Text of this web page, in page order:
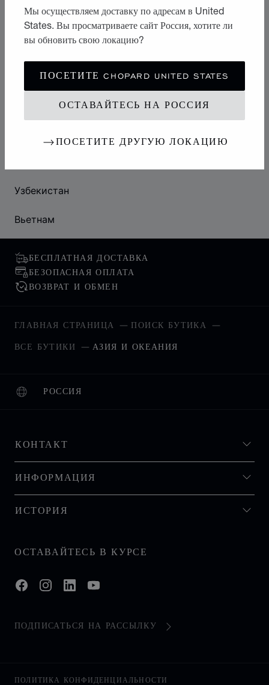
Мы осуществляем доставку по адресам в United
States. Вы просматриваете сайт Россия, хотите ли
вы обновить свою локацию?
ПОСЕТИТЕ CHOPARD UNITED STATES
ОСТАВАЙТЕСЬ НА РОССИЯ
ПОСЕТИТЕ ДРУГУЮ ЛОКАЦИЮ
Сингапур
Республика Корея
Шри-Ланка
Тайвань, Китай
Узбекистан
Вьетнам
БЕСПЛАТНАЯ ДОСТАВКА
БЕЗОПАСНАЯ ОПЛАТА
ВОЗВРАТ И ОБМЕН
ГЛАВНАЯ СТРАНИЦА ПОИСК БУТИКА
ВСЕ БУТИКИ АЗИЯ И ОКЕАНИЯ
РОССИЯ
ЛОКАЛИЗАЦИЯ (ИЗМЕНИТЬ СТРАНУ)
ИЗМЕНИТЬ СТРАНУ
КОНТАКТ
ИНФОРМАЦИЯ
ИСТОРИЯ
ОСТАВАЙТЕСЬ В КУРСЕ
ПОДПИСАТЬСЯ НА РАССЫЛКУ
ПОЛИТИКА КОНФИДЕНЦИАЛЬНОСТИ